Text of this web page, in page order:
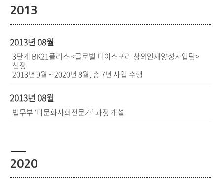
2013
2013년 08월
3단계 BK21플러스 <글로벌 디아스포라 창의인재양성사업팀>
선정
2013년 9월 ~ 2020년 8월, 총 7년 사업 수행
2013년 08월
법무부 ‘다문화사회전문가’ 과정 개설
2020